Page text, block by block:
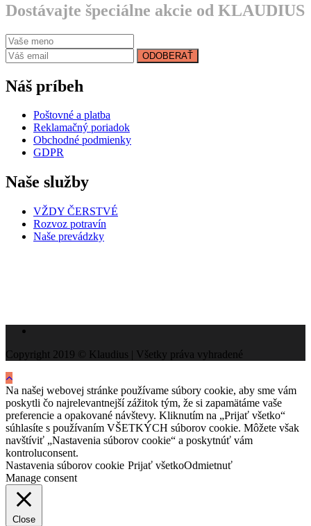
Dostávajte špeciálne akcie od KLAUDIUS
ODOBERAŤ
Náš príbeh
Poštovné a platba
Reklamačný poriadok
Obchodné podmienky
GDPR
Naše služby
VŽDY ČERSTVÉ
Rozvoz potravín
Naše prevádzky
Copyright 2019 © Klaudius | Všetky práva vyhradené
Na našej webovej stránke používame súbory cookie, aby sme vám
poskytli čo najrelevantnejší zážitok tým, že si zapamätáme vaše
preferencie a opakované návštevy. Kliknutím na „Prijať všetko“
súhlasíte s používaním VŠETKÝCH súborov cookie. Môžete však
navštíviť „Nastavenia súborov cookie“ a poskytnúť vám
kontroluconsent.
Nastavenia súborov cookie Prijať všetkoOdmietnuť
Manage consent
Close